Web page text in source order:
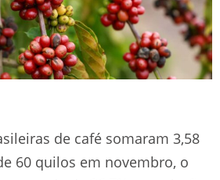
de café somaram 3,58
60 quilos em novembro, o